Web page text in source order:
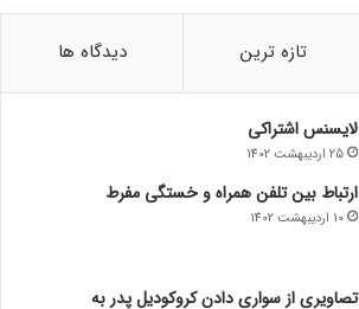
تازه ترین دیدگاه ها
لایسنس اشتراکی
25 اردیبهشت 1402
ارتباط بین تلفن همراه و خستگی مفرط
10 اردیبهشت 1402
تصاویری از سواری دادن کروکودیل پدر به